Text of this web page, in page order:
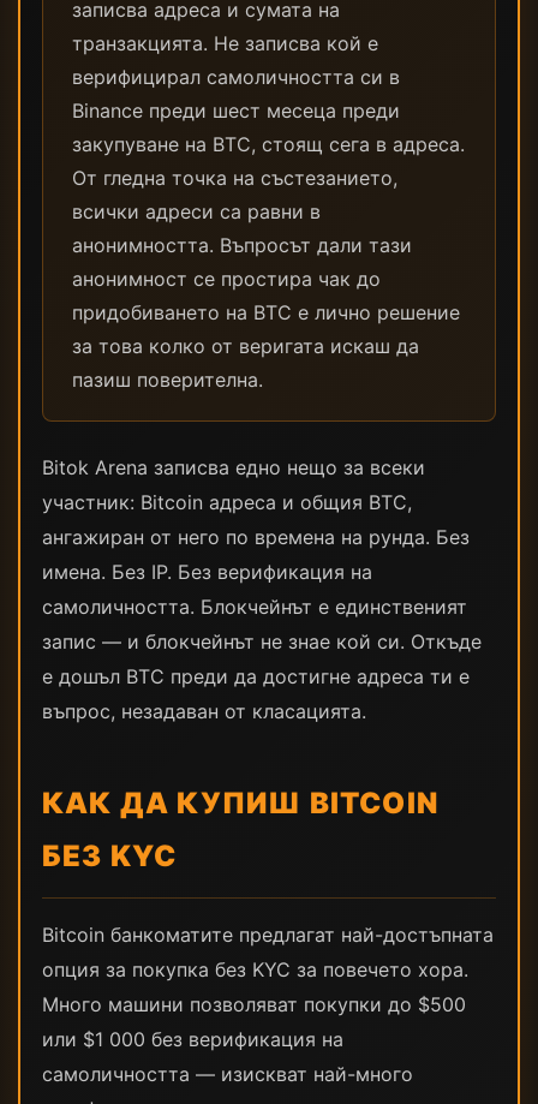
записва адреса и сумата на
транзакцията. Не записва кой е
верифицирал самоличността си в
Binance преди шест месеца преди
закупуване на BTC, стоящ сега в адреса.
От гледна точка на състезанието,
всички адреси са равни в
анонимността. Въпросът дали тази
анонимност се простира чак до
придобиването на BTC е лично решение
за това колко от веригата искаш да
пазиш поверителна.
Bitok Arena записва едно нещо за всеки
участник: Bitcoin адреса и общия BTC,
ангажиран от него по времена на рунда. Без
имена. Без IP. Без верификация на
самоличността. Блокчейнът е единственият
запис — и блокчейнът не знае кой си. Откъде
е дошъл BTC преди да достигне адреса ти е
въпрос, незадаван от класацията.
КАК ДА КУПИШ BITCOIN
БЕЗ KYC
Bitcoin банкоматите предлагат най-достъпната
опция за покупка без KYC за повечето хора.
Много машини позволяват покупки до $500
или $1 000 без верификация на
самоличността — изискват най-много